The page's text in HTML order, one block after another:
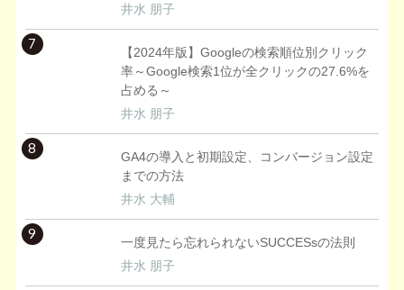
井水 朋子
7
【2024年版】Googleの検索順位別クリック
率～Google検索1位が全クリックの27.6%を
占める～
井水 朋子
8
GA4の導入と初期設定、コンバージョン設定
までの方法
井水 大輔
9
一度見たら忘れられないSUCCESsの法則
井水 朋子